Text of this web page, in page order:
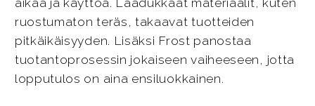
ruostumaton teräs, takaavat tuotteiden
pitkäikäisyyden. Lisäksi Frost panostaa
tuotantoprosessin jokaiseen vaiheeseen, jotta
lopputulos on aina ensiluokkainen.